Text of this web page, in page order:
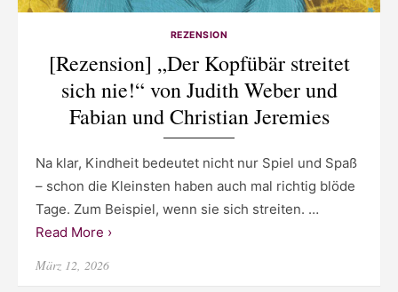
REZENSION
[Rezension] „Der Kopfübär streitet
sich nie!“ von Judith Weber und
Fabian und Christian Jeremies
Na klar, Kindheit bedeutet nicht nur Spiel und Spaß
– schon die Kleinsten haben auch mal richtig blöde
Tage. Zum Beispiel, wenn sie sich streiten. …
Read More ›
Posted
März 12, 2026